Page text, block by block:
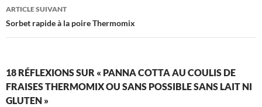
ARTICLE SUIVANT
Sorbet rapide à la poire Thermomix
18 RÉFLEXIONS SUR « PANNA COTTA AU COULIS DE
FRAISES THERMOMIX OU SANS POSSIBLE SANS LAIT NI
GLUTEN »